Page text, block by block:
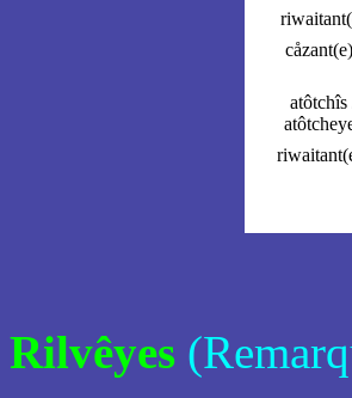
atôtchîs
Rilvêyes